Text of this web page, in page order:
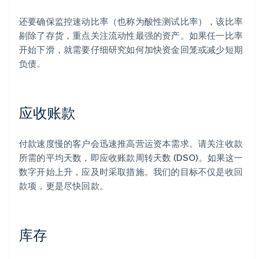
还要确保监控速动比率（也称为酸性测试比率），该比率
剔除了存货，重点关注流动性最强的资产。如果任一比率
开始下滑，就需要仔细研究如何加快资金回笼或减少短期
负债。
应收账款
付款速度慢的客户会迅速推高营运资本需求。请关注收款
所需的平均天数，即应收账款周转天数 (DSO)。如果这一
数字开始上升，应及时采取措施。我们的目标不仅是收回
款项，更是尽快回款。
库存